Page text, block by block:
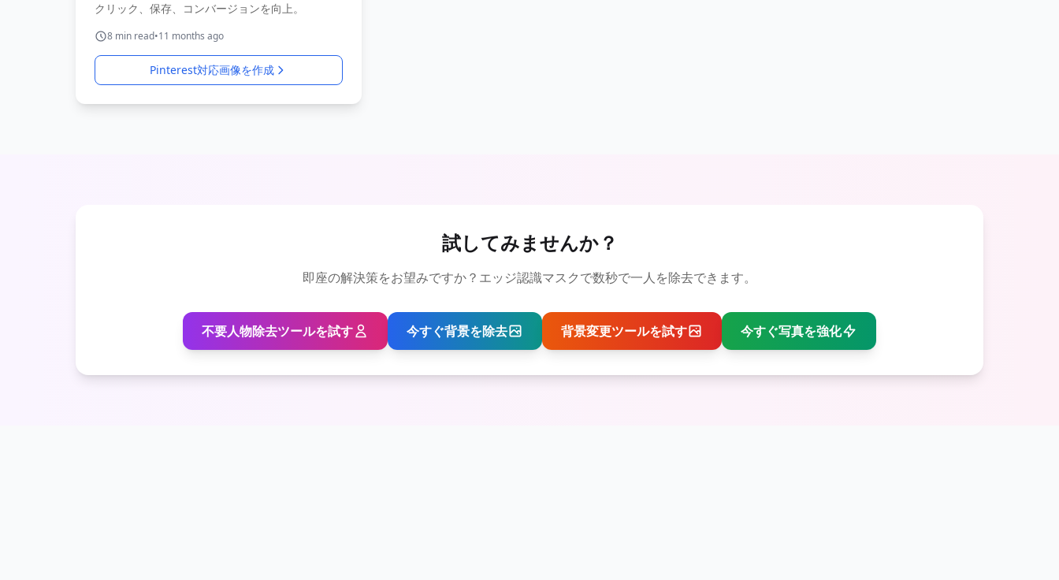
クリック、保存、コンバージョンを向上。
8 min read•11 months ago
Pinterest対応画像を作成
試してみませんか？
即座の解決策をお望みですか？エッジ認識マスクで数秒で一人を除去できます。
不要人物除去ツールを試す 今すぐ背景を除去 背景変更ツールを試す 今すぐ写真を強化